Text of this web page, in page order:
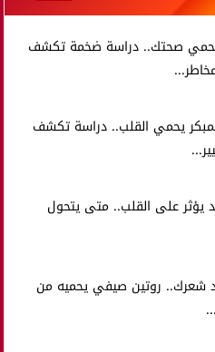
تحمي صحتك.. دراسة ضخمة تكشف
يحمي القلب.. دراسة تكشف
يؤثر على القلب.. متى يتحول
شعرك.. روتين صيفي يحميه من